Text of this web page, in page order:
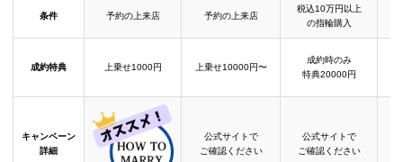
条件 予約の上来店 予約の上来店
税込10万円以上
の指輪購入
成約特典 上乗せ1000円 上乗せ10000円〜
成約時のみ
特典20000円
キャンペーン
詳細
公式サイトで
ご確認ください
公式サイトで
ご確認ください